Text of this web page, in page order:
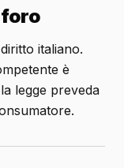
foro
italiano.
è
legge preveda